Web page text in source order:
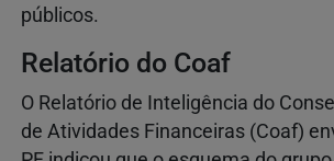
públicos.
Relatório do Coaf
O Relatório de Inteligência do
de Atividades Financeiras (Coaf)